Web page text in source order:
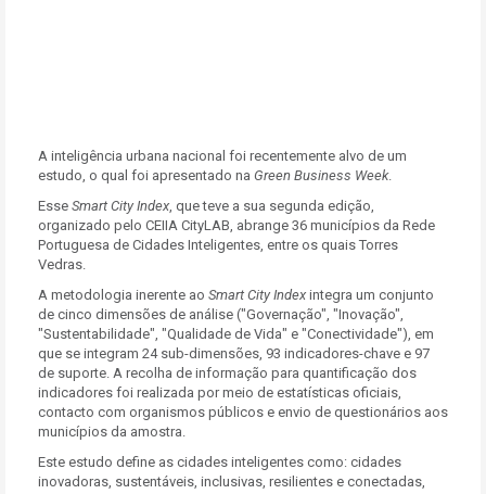
A inteligência urbana nacional foi recentemente alvo de um
estudo, o qual foi apresentado na Green Business Week.
Esse Smart City Index, que teve a sua segunda edição,
organizado pelo CEIIA CityLAB, abrange 36 municípios da Rede
Portuguesa de Cidades Inteligentes, entre os quais Torres
Vedras.
A metodologia inerente ao Smart City Index integra um conjunto
de cinco dimensões de análise ("Governação", "Inovação",
"Sustentabilidade", "Qualidade de Vida" e "Conectividade"), em
que se integram 24 sub-dimensões, 93 indicadores-chave e 97
de suporte. A recolha de informação para quantificação dos
indicadores foi realizada por meio de estatísticas oficiais,
contacto com organismos públicos e envio de questionários aos
municípios da amostra.
Este estudo define as cidades inteligentes como: cidades
inovadoras, sustentáveis, inclusivas, resilientes e conectadas,